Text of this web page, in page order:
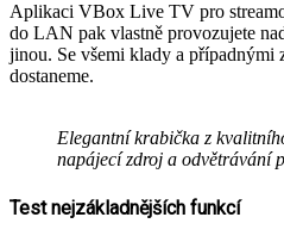
Aplikaci VBox Live TV pro
do LAN pak vlastně provozujete
jinou. Se všemi klady a případnými
dostaneme.
Elegantní krabička z
napájecí zdroj a odvětrávání
Test nejzákladnějších funkcí